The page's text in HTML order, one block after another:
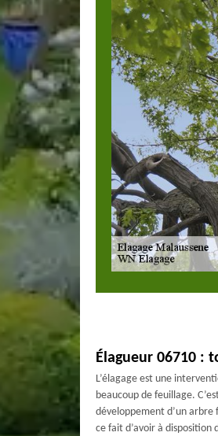
Élagueur 06710 :
L’élagage est une
beaucoup de feuillage.
développement d’un arbre
ce fait d’avoir à